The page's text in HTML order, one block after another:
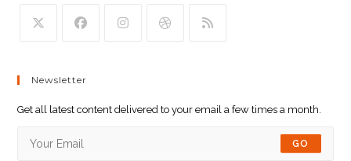
Newsletter
Get all latest content delivered to your email a few times a month.
GO